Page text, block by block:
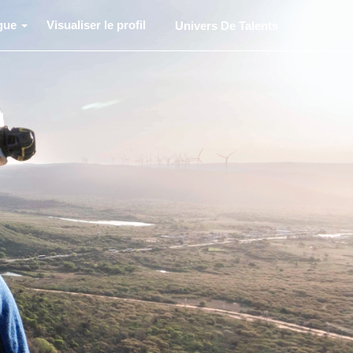
Visualiser le profil Univers De Talents